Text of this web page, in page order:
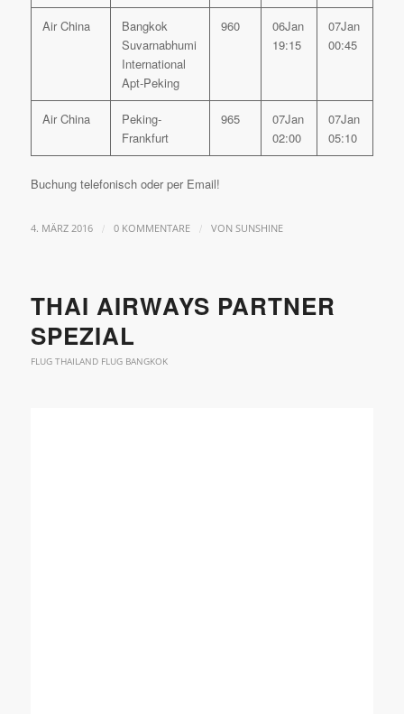
Air China
Bangkok
Suvarnabhumi
International
Apt-Peking
960
06Jan
19:15
07Jan
00:45
Air China
Peking-
Frankfurt
965
07Jan
02:00
07Jan
05:10
Buchung telefonisch oder per Email!
4. MÄRZ 2016 / 0 KOMMENTARE / VON SUNSHINE
THAI AIRWAYS PARTNER
SPEZIAL
FLUG THAILAND FLUG BANGKOK